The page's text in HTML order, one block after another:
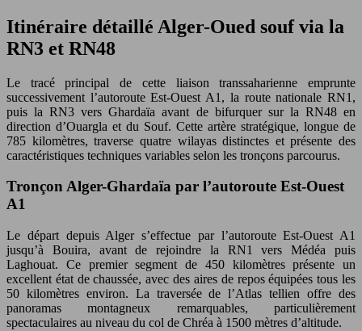
Itinéraire détaillé Alger-Oued souf via la
RN3 et RN48
Le tracé principal de cette liaison transsaharienne emprunte
successivement l’autoroute Est-Ouest A1, la route nationale RN1,
puis la RN3 vers Ghardaïa avant de bifurquer sur la RN48 en
direction d’Ouargla et du Souf. Cette artère stratégique, longue de
785 kilomètres, traverse quatre wilayas distinctes et présente des
caractéristiques techniques variables selon les tronçons parcourus.
Tronçon Alger-Ghardaïa par l’autoroute Est-Ouest
A1
Le départ depuis Alger s’effectue par l’autoroute Est-Ouest A1
jusqu’à Bouira, avant de rejoindre la RN1 vers Médéa puis
Laghouat. Ce premier segment de 450 kilomètres présente un
excellent état de chaussée, avec des aires de repos équipées tous les
50 kilomètres environ. La traversée de l’Atlas tellien offre des
panoramas montagneux remarquables, particulièrement
spectaculaires au niveau du col de Chréa à 1500 mètres d’altitude.